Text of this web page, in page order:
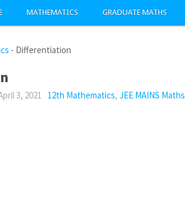
MATHEMATICS GRADUATE MATHS
- Differentiation
3, 2021 12th Mathematics,JEE MAINS Maths